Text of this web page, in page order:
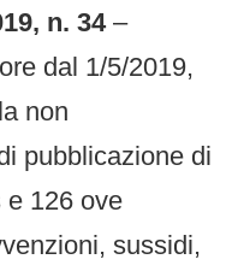
n. 34–
dal 1/5/2019,
la non
pubblicazione di
e 126 ove
sussidi,